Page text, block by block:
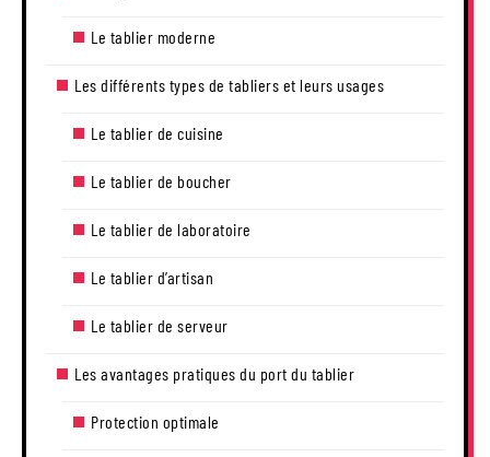
Le tablier moderne
Les différents types de tabliers et leurs usages
Le tablier de cuisine
Le tablier de boucher
Le tablier de laboratoire
Le tablier d’artisan
Le tablier de serveur
Les avantages pratiques du port du tablier
Protection optimale